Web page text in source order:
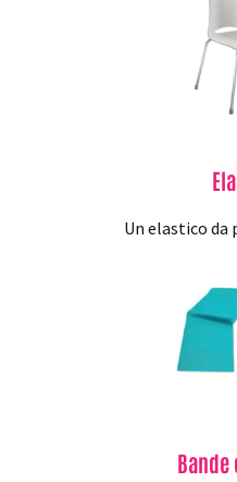
Un elastico